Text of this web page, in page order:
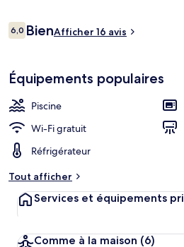
Bukit Bintang est à 4 min et Arrêt Raja
Avis
voyageurs
6,06,0 sur 10
BienAfficher 16 avis
Équipements populaires
Piscine
Wi-Fi gratuit
Réfrigérateur
Tout afficher
Services et équipements
Comme à la maison (6)